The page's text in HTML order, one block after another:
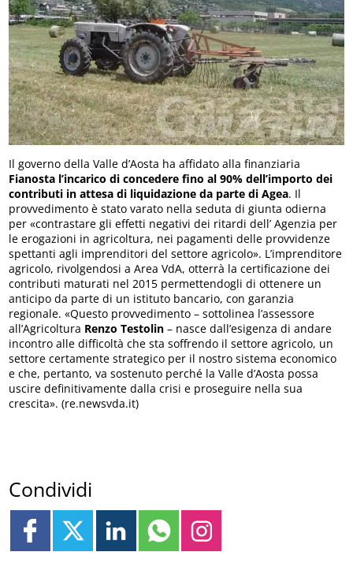
Il governo della Valle d’Aosta ha affidato alla finanziaria
Fianosta l’incarico di concedere fino al 90% dell’importo dei
contributi in attesa di liquidazione da parte di Agea. Il
provvedimento è stato varato nella seduta di giunta odierna
per «contrastare gli effetti negativi dei ritardi dell’ Agenzia per
le erogazioni in agricoltura, nei pagamenti delle provvidenze
spettanti agli imprenditori del settore agricolo». L’imprenditore
agricolo, rivolgendosi a Area VdA, otterrà la certificazione dei
contributi maturati nel 2015 permettendogli di ottenere un
anticipo da parte di un istituto bancario, con garanzia
regionale. «Questo provvedimento – sottolinea l’assessore
all’Agricoltura Renzo Testolin – nasce dall’esigenza di andare
incontro alle difficoltà che sta soffrendo il settore agricolo, un
settore certamente strategico per il nostro sistema economico
e che, pertanto, va sostenuto perché la Valle d’Aosta possa
uscire definitivamente dalla crisi e proseguire nella sua
crescita». (re.newsvda.it)
Condividi